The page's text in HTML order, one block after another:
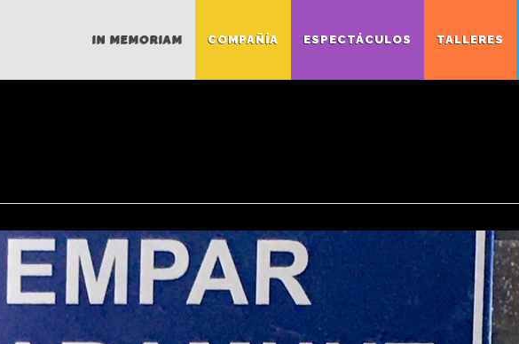
IN MEMORIAM COMPAÑÍA ESPECTÁCULOS TALLERES